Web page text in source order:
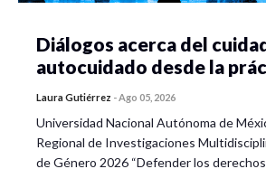
Diálogos acerca del
autocuidado desde la
Laura Gutiérrez -Ago 05, 2026
Universidad Nacional Autónoma de
Regional de Investigaciones
de Género 2026 “Defender los